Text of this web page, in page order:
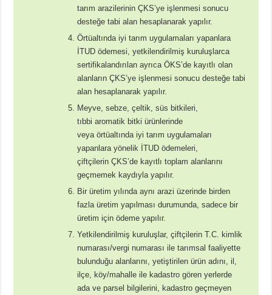
tarım arazilerinin ÇKS’ye işlenmesi sonucu
desteğe tabi alan hesaplanarak yapılır.
Örtüaltında iyi tarım uygulamaları yapanlara
İTUD ödemesi, yetkilendirilmiş kuruluşlarca
sertifikalandırılan ayrıca ÖKS’de kayıtlı olan
alanların ÇKS’ye işlenmesi sonucu desteğe tabi
alan hesaplanarak yapılır.
Meyve, sebze, çeltik, süs bitkileri,
tıbbi aromatik bitki ürünlerinde
veya örtüaltında iyi tarım uygulamaları
yapanlara yönelik İTUD ödemeleri,
çiftçilerin ÇKS’de kayıtlı toplam alanlarını
geçmemek kaydıyla yapılır.
Bir üretim yılında aynı arazi üzerinde birden
fazla üretim yapılması durumunda, sadece bir
üretim için ödeme yapılır.
Yetkilendirilmiş kuruluşlar, çiftçilerin T.C. kimlik
numarası/vergi numarası ile tarımsal faaliyette
bulunduğu alanlarını, yetiştirilen ürün adını, il,
ilçe, köy/mahalle ile kadastro gören yerlerde
ada ve parsel bilgilerini, kadastro geçmeyen